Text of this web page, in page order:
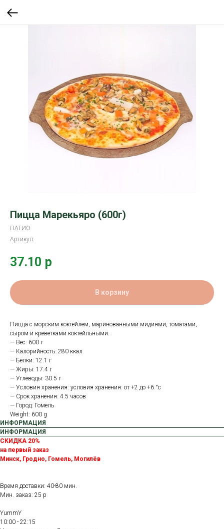
Пицца Марекьяро (600г)
ПАТИО
Артикул:
37.10 р
В корзину
Пицца с морским коктейлем, маринованными мидиями, томатами,
сыром и креветками коктейльными.
— Вес: 600 г
— Калорийность: 280 ккал
— Белки: 12.1 г
— Жиры: 17.4 г
— Углеводы: 30.5 г
— Условия хранения: условия хранения: от +2 до +6 °с
— Срок хранения: 4.5 часов
— Город: Гомель
Weight: 600 g
ИНФОРМАЦИЯ
ИНФОРМАЦИЯ
СКИДКА 20%
на первый заказ
Минск, Гродно, Гомель, Могилёв
Время доставки: 40-80 мин.
Мин. заказ: 25 р
YummY
10:00 - 22:15